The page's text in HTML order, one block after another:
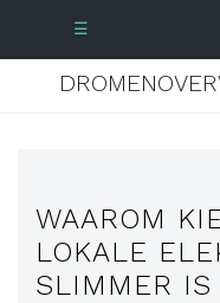
☰
WAAROM
LOKALE
SLIMMER IS